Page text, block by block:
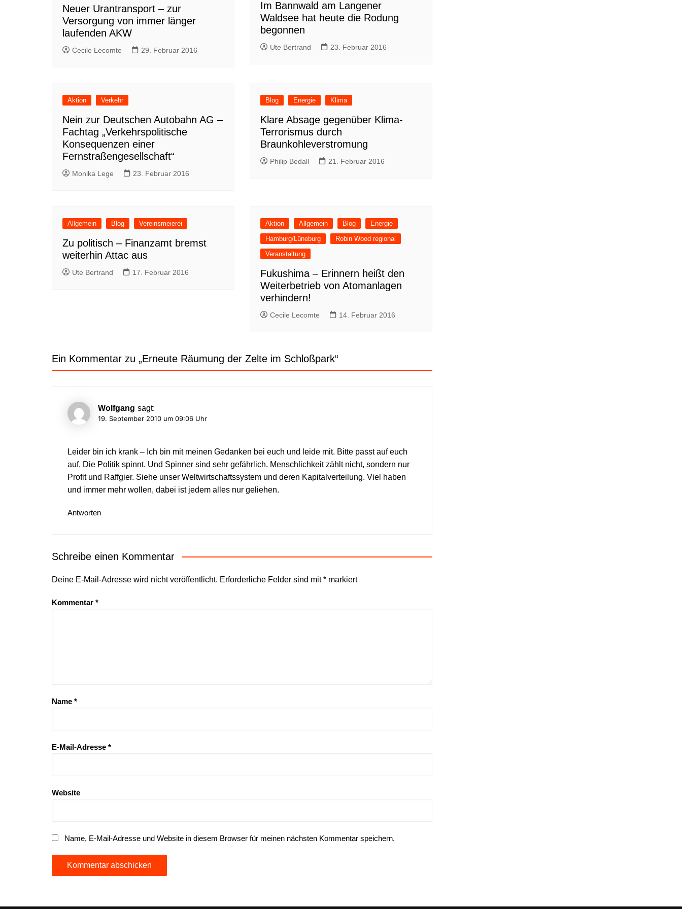
Neuer Urantransport – zur
Versorgung von immer länger
laufenden AKW
Cecile Lecomte 29. Februar 2016
Im Bannwald am Langener
Waldsee hat heute die Rodung
begonnen
Ute Bertrand 23. Februar 2016
Aktion Verkehr
Nein zur Deutschen Autobahn AG –
Fachtag „Verkehrspolitische
Konsequenzen einer
Fernstraßengesellschaft“
Monika Lege 23. Februar 2016
Blog Energie Klima
Klare Absage gegenüber Klima-
Terrorismus durch
Braunkohleverstromung
Philip Bedall 21. Februar 2016
Allgemein Blog Vereinsmeierei
Zu politisch – Finanzamt bremst
weiterhin Attac aus
Ute Bertrand 17. Februar 2016
Aktion Allgemein Blog
Energie
Hamburg/Lüneburg
Robin Wood regional
Veranstaltung
Fukushima – Erinnern heißt den
Weiterbetrieb von Atomanlagen
verhindern!
Cecile Lecomte 14. Februar 2016
Ein Kommentar zu „Erneute Räumung der Zelte im Schloßpark“
Wolfgang sagt:
19. September 2010 um 09:06 Uhr
Leider bin ich krank – Ich bin mit meinen Gedanken bei euch und leide mit. Bitte passt auf euch
auf. Die Politik spinnt. Und Spinner sind sehr gefährlich. Menschlichkeit zählt nicht, sondern nur
Profit und Raffgier. Siehe unser Weltwirtschaftssystem und deren Kapitalverteilung. Viel haben
und immer mehr wollen, dabei ist jedem alles nur geliehen.
Antworten
Schreibe einen Kommentar
Deine E-Mail-Adresse wird nicht veröffentlicht. Erforderliche Felder sind mit* markiert
Kommentar *
Name *
E-Mail-Adresse *
Website
Name, E-Mail-Adresse und Website in diesem Browser für meinen nächsten Kommentar speichern.